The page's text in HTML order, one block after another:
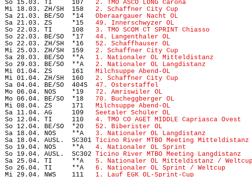
So 15.03. TI     107 2. TMO ASCO LONG Carona
Mi 18.03. ZH/SH  158 2. Schaffner City Cup
Sa 21.03. BE/SO  *14 Oberaargauer Nacht OL
Sa 21.03. ZS     *15 49. Innerschwyzer OL
So 22.03. TI     108 3. TMO SCOM CT SPRINT Chiasso
So 22.03. BE/SO  *17 44. Langenthaler OL
So 22.03. ZH/SH  *16 52. Schaffhauser OL
Mi 25.03. ZH/SH  159 2. Schaffner City Cup
Sa 28.03. BE/SO  **A 1. Nationaler OL Mitteldistanz
So 29.03. BE/SO  **A 2. Nationaler OL Langdistanz
Mi 01.04. ZS     161 Milchsuppe Abend-OL
Mi 01.04. ZH/SH  160 2. Schaffner City Cup
Sa 04.04. BE/SO  404S 47. Osterstaffel
Mo 06.04. NOS    *19 72. Amriswiler OL
Mo 06.04. BE/SO  *18 70. Bucheggberger OL
Mi 08.04. ZS     171 Milchsuppe Abend-OL
Sa 11.04. AG     109 Seetaler Schüler OL
So 12.04. TI     110 4. TMO CO AGET MIDDLE Capriasca Ovest
So 12.04. BE/SO  *20 52. Biberister OL
Sa 18.04. NOS    **A 3. Nationaler OL Langdistanz
Sa 18.04. AUSL.  SC301 Ticino River MTBO Meeting Mitteldistanz
So 19.04. NOS    **A 4. Nationaler OL Sprint
So 19.04. AUSL.  SC302 Ticino River MTBO Meeting Langdistanz
Sa 25.04. TI     **A 5. Nationaler OL Mitteldistanz / Weltcup
So 26.04. TI     **A 6. Nationaler OL Sprint / Weltcup
Mi 29.04. NWS    111 1. Lauf EGK OL-Sprint-Cup